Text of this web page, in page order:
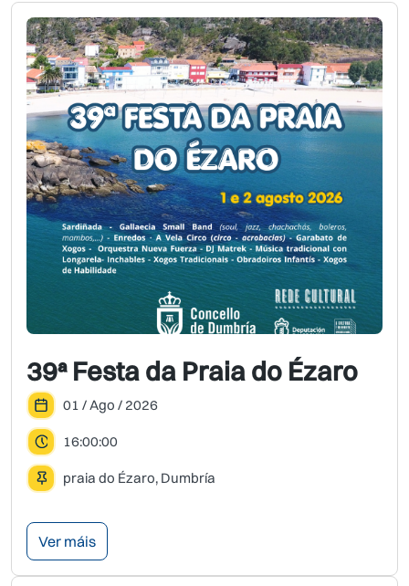
39ª Festa da Praia do Ézaro
01 / Ago / 2026
16:00:00
praia do Ézaro, Dumbría
Ver máis